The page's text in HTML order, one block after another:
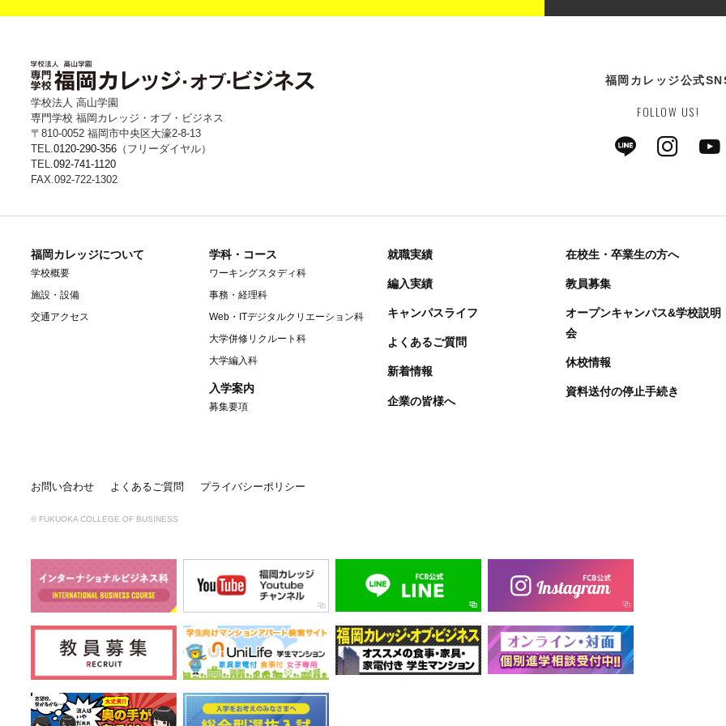
学校法人 高山学園
専門学校 福岡カレッジ・オブ・ビジネス
〒810-0052 福岡市中央区大濠2-8-13
TEL. 0120-290-356（フリーダイヤル）
TEL. 092-741-1120
FAX.092-722-1302
福岡カレッジ公式
FOLLOW US!
福岡カレッジについて
学校概要
施設・設備
交通アクセス
学科・コース
ワーキングスタディ科
事務・経理科
Web・ITデジタルクリエーション科
大学併修リクルート科
大学編入科
入学案内
募集要項
就職実績
編入実績
キャンパスライフ
よくあるご質問
新着情報
企業の皆様へ
在校生・卒業生の方へ
教員募集
オープンキャンパス&学校説明
会
休校情報
資料送付の停止手続き
お問い合わせ よくあるご質問 プライバシーポリシー
© FUKUOKA COLLEGE OF BUSINESS